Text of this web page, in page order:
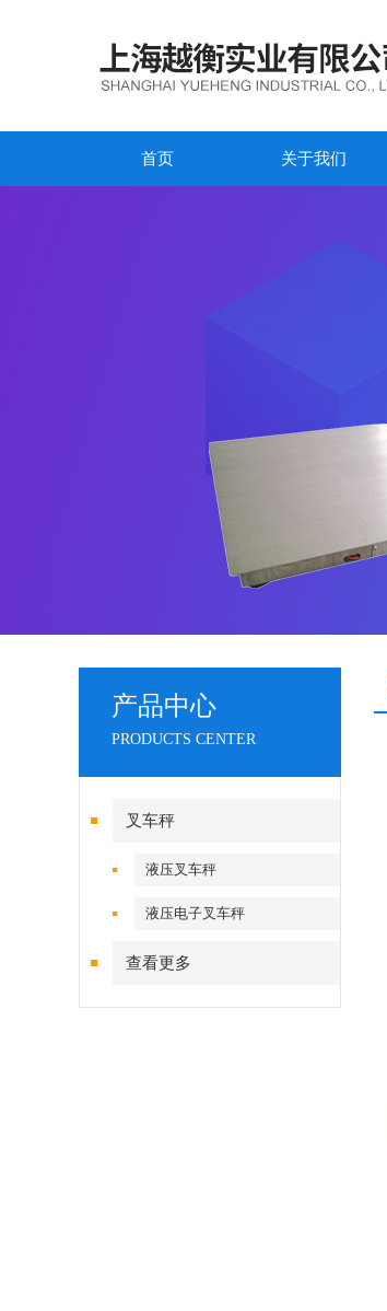
首页 关于我们
产品中心
PRODUCTS CENTER
叉车秤
液压叉车秤
液压电子叉车秤
查看更多